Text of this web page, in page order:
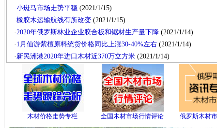
·小斑马市场走势平稳 (2021/1/15)
·橡胶木运输航线有所改变 (2021/1/15)
·2020年俄罗斯林业企业胶合板和锯材生产量下降 (2021/1/14)
· 1月仙游紫檀原料统货价格同比上涨30-40%左右 (2021/1/14)
· 新民洲港2020年进口木材近370万立方米 (2021/1/14)
木材价格走势专栏 全国木材市场行情评论 俄罗斯木材